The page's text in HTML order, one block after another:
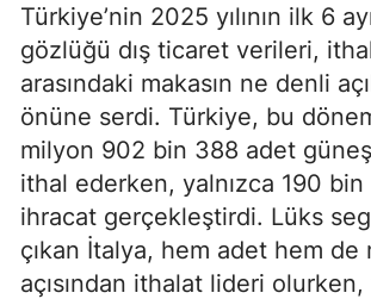
Türkiye’nin 2025 yılının ilk 6
gözlüğü dış ticaret verileri,
arasındaki makasın ne denli
önüne serdi. Türkiye, bu
milyon 902 bin 388 adet
ithal ederken, yalnızca 190
ihracat gerçekleştirdi. Lüks
çıkan İtalya, hem adet hem de
açısından ithalat lideri